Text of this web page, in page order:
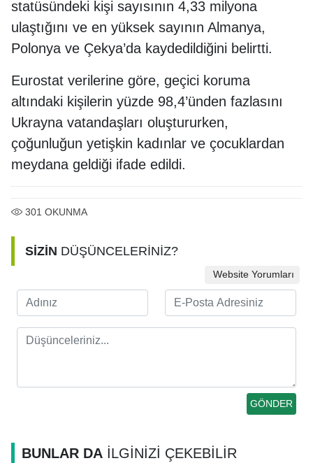
statüsündeki kişi sayısının 4,33 milyona
ulaştığını ve en yüksek sayının Almanya,
Polonya ve Çekya’da kaydedildiğini belirtti.
Eurostat verilerine göre, geçici koruma
altındaki kişilerin yüzde 98,4’ünden fazlasını
Ukrayna vatandaşları oluştururken,
çoğunluğun yetişkin kadınlar ve çocuklardan
meydana geldiği ifade edildi.
301 OKUNMA
SİZİN DÜŞÜNCELERİNİZ?
Website Yorumları
BUNLAR DA İLGİNİZİ ÇEKEBİLİR